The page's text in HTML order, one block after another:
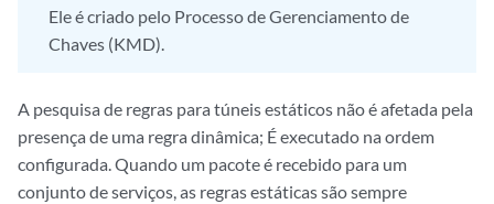
Ele é criado pelo Processo de Gerenciamento de
Chaves (KMD).
A pesquisa de regras para túneis estáticos não é afetada pela
presença de uma regra dinâmica; É executado na ordem
configurada. Quando um pacote é recebido para um
conjunto de serviços, as regras estáticas são sempre